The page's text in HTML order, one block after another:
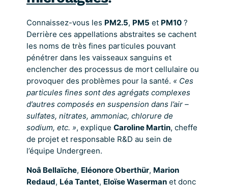
Connaissez-vous les PM2.5, PM5 et PM10 ?
Derrière ces appellations abstraites se cachent
les noms de très fines particules pouvant
pénétrer dans les vaisseaux sanguins et
enclencher des processus de mort cellulaire ou
provoquer des problèmes pour la santé. « Ces
particules fines sont des agrégats complexes
d’autres composés en suspension dans l’air –
sulfates, nitrates, ammoniac, chlorure de
sodium, etc. », explique Caroline Martin, cheffe
de projet et responsable R&D au sein de
l’équipe Undergreen.
Noâ Bellaïche, Eléonore Oberthür, Marion
Redaud, Léa Tantet, Eloïse Waserman et donc